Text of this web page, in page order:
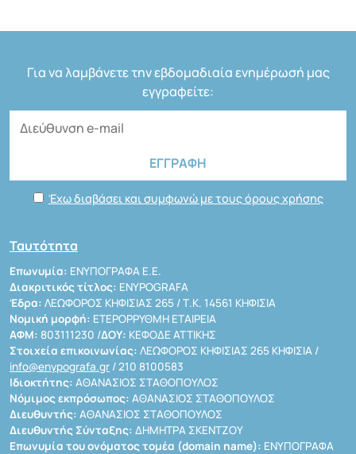
Για να λαμβάνετε την εβδομαδιαία ενημέρωσή μας
εγγραφείτε:
Έχω διαβάσει και συμφωνώ με τους όρους χρήσης
Ταυτότητα
Επωνυμία: ΕΝΥΠΟΓΡΑΦΑ Ε.Ε.
Διακριτικός τίτλος: ENYPOGRAFA
Έδρα: ΛΕΩΦΟΡΟΣ ΚΗΦΙΣΙΑΣ 265 / Τ.Κ. 14561 ΚΗΦΙΣΙΑ
Νομική μορφή: ΕΤΕΡΟΡΡΥΘΜΗ ΕΤΑΙΡΕΙΑ
ΑΦΜ: 803111230 /ΔΟΥ: ΚΕΦΟΔΕ ΑΤΤΙΚΗΣ
Στοιχεία επικοινωνίας: ΛΕΩΦΟΡΟΣ ΚΗΦΙΣΙΑΣ 265 ΚΗΦΙΣΙΑ /
info@enypografa.gr / 210 8100583
Ιδιοκτήτης: ΑΘΑΝΑΣΙΟΣ ΣΤΑΘΟΠΟΥΛΟΣ
Νόμιμος εκπρόσωπος: ΑΘΑΝΑΣΙΟΣ ΣΤΑΘΟΠΟΥΛΟΣ
Διευθυντής: ΑΘΑΝΑΣΙΟΣ ΣΤΑΘΟΠΟΥΛΟΣ
Διευθυντής Σύνταξης: ΔΗΜΗΤΡΑ ΣΚΕΝΤΖΟΥ
Επωνυμία του ονόματος τομέα (domain name): ΕΝΥΠΟΓΡΑΦΑ